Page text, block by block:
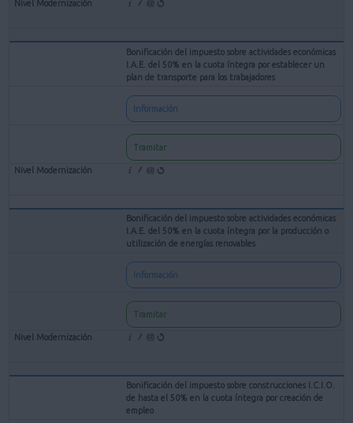
Bonificación del impuesto sobre actividades económicas
I.A.E. del 50% en la cuota íntegra por establecer un
plan de transporte para los trabajadores
Información
Tramitar
Bonificación del impuesto sobre actividades económicas
I.A.E. del 50% en la cuota íntegra por la producción o
utilización de energías renovables
Información
Tramitar
Bonificación del impuesto sobre construcciones I.C.I.O.
de hasta el 50% en la cuota íntegra por creación de
empleo